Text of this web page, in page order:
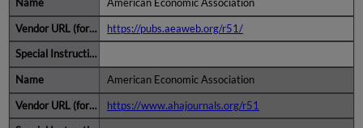
American Economic Association
https://pubs.aeaweb.org/r51/
American Economic Association
https://www.ahajournals.org/r51